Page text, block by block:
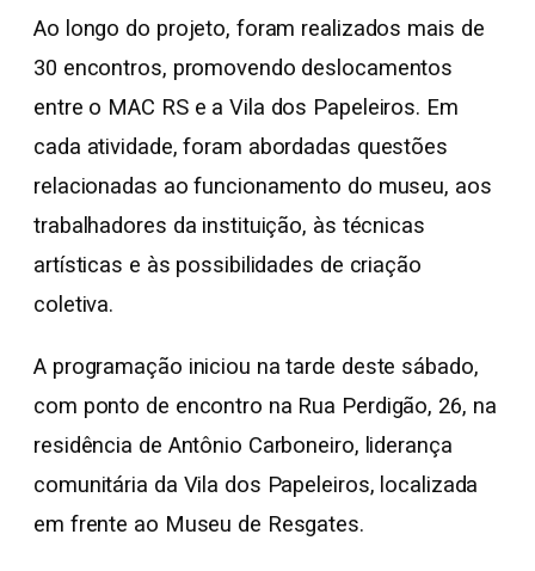
Ao longo do projeto, foram realizados mais de
30 encontros, promovendo deslocamentos
entre o MAC RS e a Vila dos Papeleiros. Em
cada atividade, foram abordadas questões
relacionadas ao funcionamento do museu, aos
trabalhadores da instituição, às técnicas
artísticas e às possibilidades de criação
coletiva.
A programação iniciou na tarde deste sábado,
com ponto de encontro na Rua Perdigão, 26, na
residência de Antônio Carboneiro, liderança
comunitária da Vila dos Papeleiros, localizada
em frente ao Museu de Resgates.